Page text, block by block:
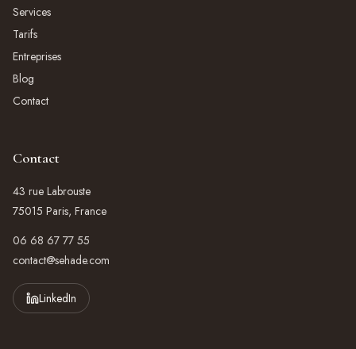
Services
Tarifs
Entreprises
Blog
Contact
Contact
43 rue Labrouste
75015 Paris, France
06 68 67 77 55
contact@sehade.com
LinkedIn